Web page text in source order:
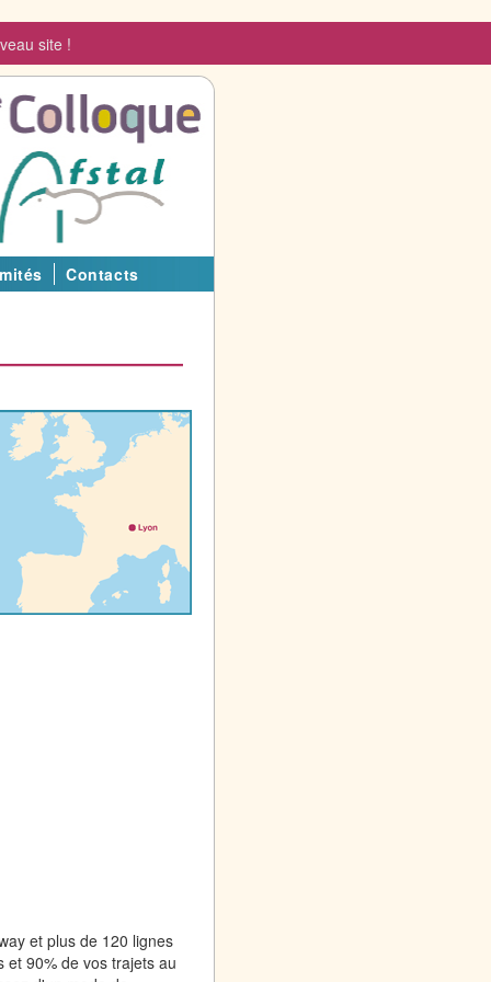
site !
Contacts
et plus de 120 lignes
et 90% de vos trajets au